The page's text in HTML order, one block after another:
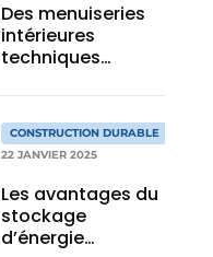
Des menuiseries
intérieures
techniques
pour ZIN
CONSTRUCTION DURABLE
22 JANVIER 2025
Les avantages du
stockage
d’énergie